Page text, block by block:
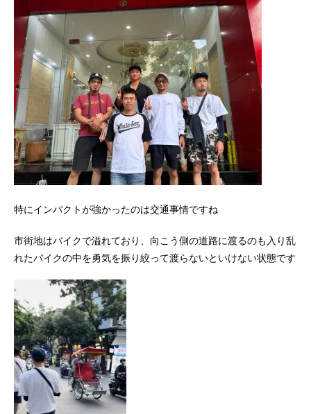
特にインパクトが強かったのは交通事情ですね
市街地はバイクで溢れており、向こう側の道路に渡るのも入り乱
れたバイクの中を勇気を振り絞って渡らないといけない状態です